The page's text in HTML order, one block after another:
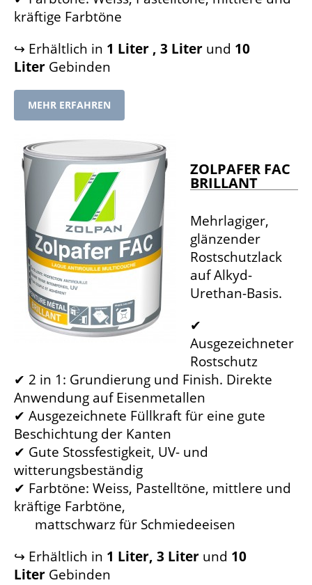
kräftige Farbtöne
↪ Erhältlich in 1 Liter , 3 Liter und 10
Liter Gebinden
MEHR ERFAHREN
ZOLPAFER FAC
BRILLANT
Mehrlagiger,
glänzender
Rostschutzlack
auf Alkyd-
Urethan-Basis.
✔
Ausgezeichneter
Rostschutz
✔ 2 in 1: Grundierung und Finish. Direkte
Anwendung auf Eisenmetallen
✔ Ausgezeichnete Füllkraft für eine gute
Beschichtung der Kanten
✔ Gute Stossfestigkeit, UV- und
witterungsbeständig
✔ Farbtöne: Weiss, Pastelltöne, mittlere und
kräftige Farbtöne,
mattschwarz für Schmiedeeisen
↪ Erhältlich in 1 Liter, 3 Liter und 10
Liter Gebinden